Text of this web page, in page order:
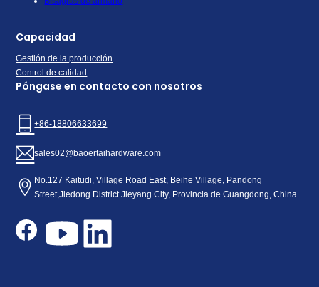
Capacidad
Gestión de la producción
Control de calidad
Póngase en contacto con nosotros
+86-18806633699
sales02@baoertaihardware.com
No.127 Kaitudi, Village Road East, Beihe Village, Pandong
Street,Jiedong District Jieyang City, Provincia de Guangdong, China